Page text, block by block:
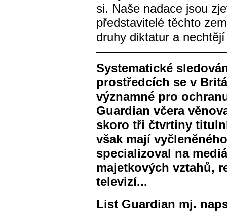
si. Naše nadace jsou
představitelé těchto
druhy diktatur a
Systematické
prostředcích se v
významné pro
Guardian včera
skoro tři čtvrtiny
však mají
specializoval na
majetkových vztahů,
televizí...
List Guardian mj.